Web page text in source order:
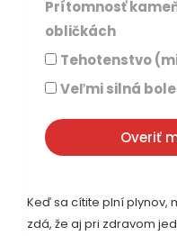
Prítomnosť
obličkách
Tehotenstvo
Veľmi silná
Overiť
Keď sa cítite plní plynov,
zdá, že aj pri zdravom